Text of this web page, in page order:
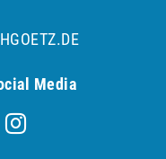
Media